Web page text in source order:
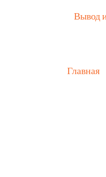
Вывод
Главная